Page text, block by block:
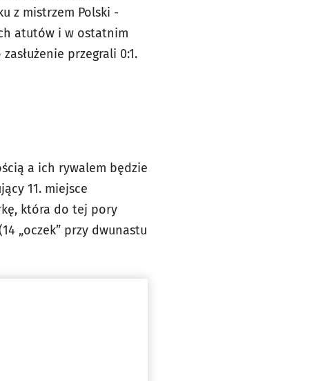
z mistrzem Polski -
atutów i w ostatnim
przegrali 0:1.
a ich rywalem będzie
11. miejsce
która do tej pory
„oczek” przy dwunastu